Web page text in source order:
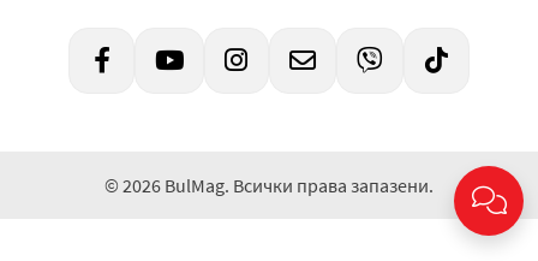
© 2026 BulMag. Всички права запазени.